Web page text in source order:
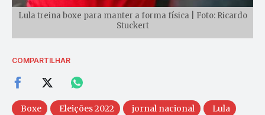
Lula treina boxe para manter a forma física | Foto: Ricardo
Stuckert
COMPARTILHAR
Boxe Eleições 2022 jornal nacional Lula